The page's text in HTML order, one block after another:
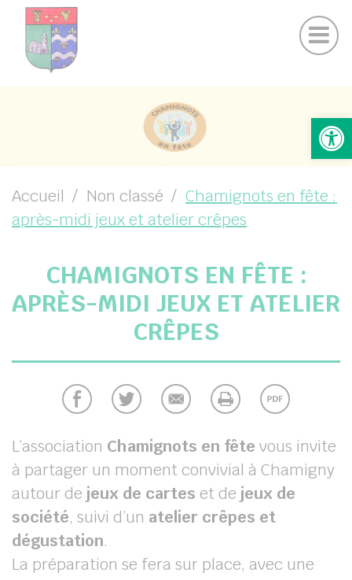
( VOTRE COMMUNE )
( VIE LOCALE )
Actualités Chamigny Journal de la Commune
Suivez-nous sur Facebook
Suivez-nous sur Instagram
Accueil Non classé
Chamignots en fête :
après-midi jeux et atelier crêpes
CHAMIGNOTS EN FÊTE :
APRÈS-MIDI JEUX ET ATELIER
CRÊPES
L’association Chamignots en fête vous invite
à partager un moment convivial à Chamigny
autour de jeux de cartes et de jeux de
société, suivi d’un atelier crêpes et
dégustation.
La préparation se fera sur place, avec une
Panneau de gestion des cookies